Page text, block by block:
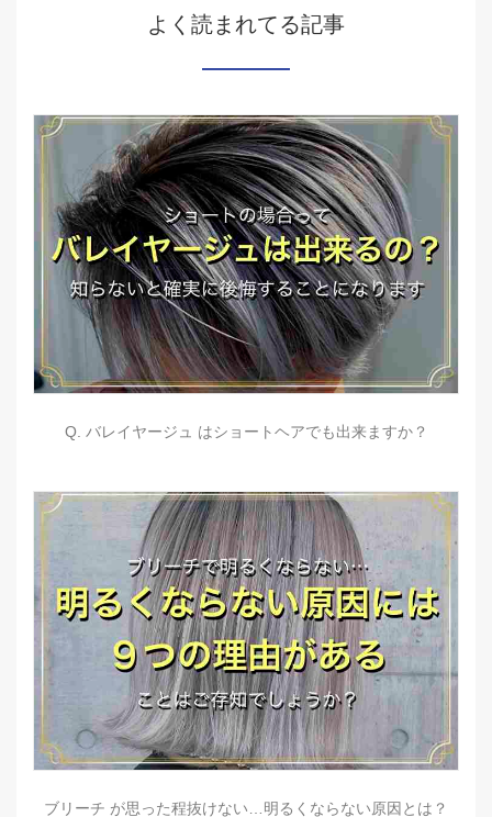
よく読まれてる記事
Q. バレイヤージュ はショートヘアでも出来ますか？
ブリーチ が思った程抜けない…明るくならない原因とは？